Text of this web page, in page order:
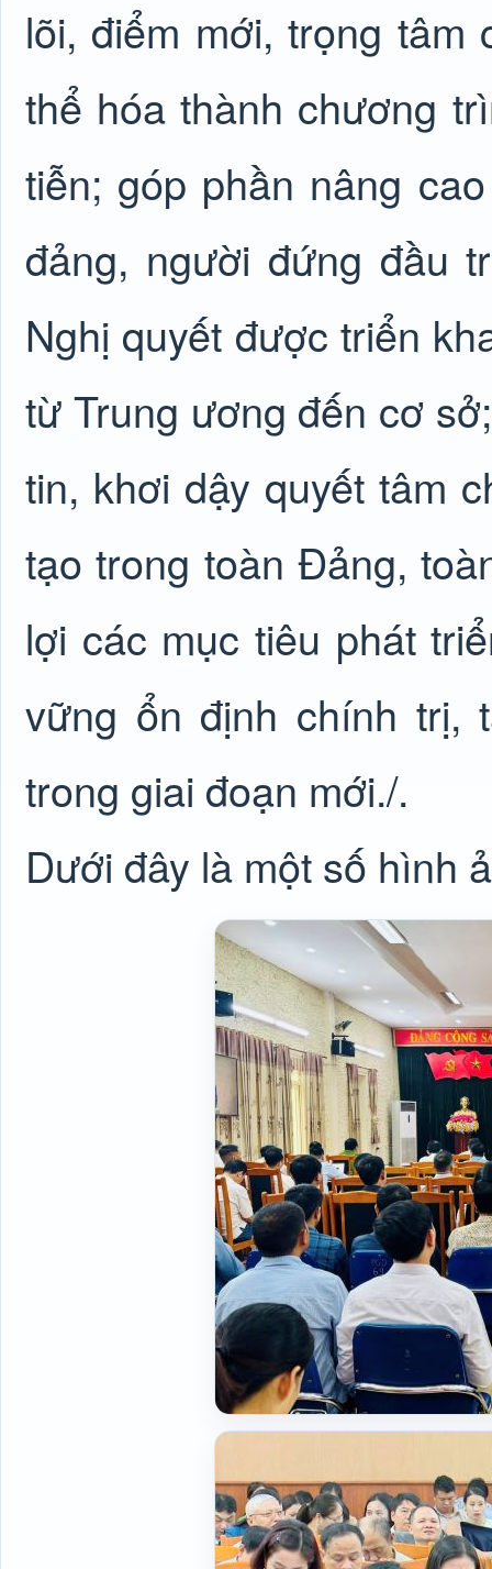
lõi, điểm mới, trọng
thể hóa thành chương
tiễn; góp phần nâng
đảng, người đứng đầu
Nghị quyết được triển
từ Trung ương đến cơ
tin, khơi dậy quyết tâm
tạo trong toàn Đảng,
lợi các mục tiêu phát
vững ổn định chính trị,
trong giai đoạn mới./.
Dưới đây là một số hình